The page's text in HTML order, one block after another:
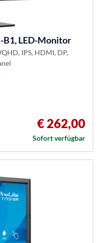
B1, LED-Monitor
IPS, HDMI, DP,
€ 262,00
Sofort verfügbar